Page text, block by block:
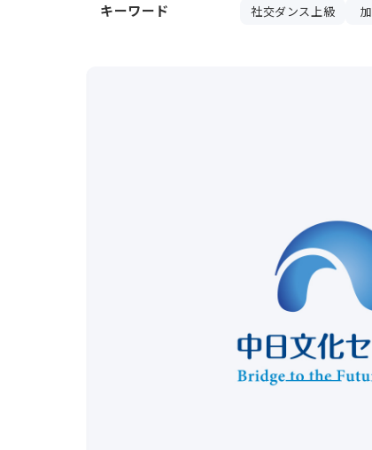
キーワード 社交ダンス上級